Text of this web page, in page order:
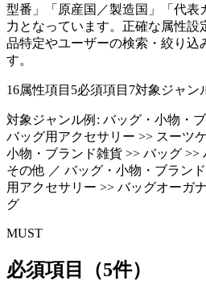
型番」「原産国／製造国」「代表
力となっています。正確な属性設
品特定やユーザーの検索・絞り込
す。
16属性項目 5必須項目 7対象ジャン
対象ジャンル例: バッグ・小物・
バッグ用アクセサリー >> スーツ
小物・ブランド雑貨 >> バッグ >>
その他 ／ バッグ・小物・ブラン
用アクセサリー >> バッグオーガ
グ
MUST
必須項目（5件）